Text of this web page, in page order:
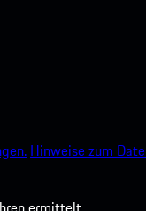
Hinweise zum